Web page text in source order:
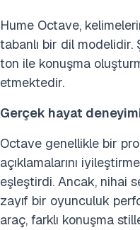
Hume Octave,
tabanlı bir dil
ton ile konuşma
etmektedir.
Gerçek hayat
Octave genellikle bir
açıklamalarını
eşleştirdi. Ancak, nihai
zayıf bir oyunculuk
araç, farklı konuşma